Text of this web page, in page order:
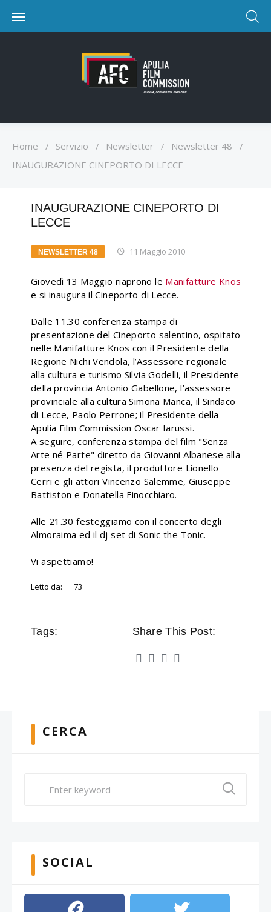
Home / Servizio / Newsletter / Newsletter 48
/
INAUGURAZIONE CINEPORTO DI LECCE
INAUGURAZIONE CINEPORTO DI
LECCE
NEWSLETTER 48 11 Maggio 2010
Giovedì 13 Maggio riaprono le Manifatture Knos
e si inaugura il Cineporto di Lecce.
Dalle 11.30 conferenza stampa di
presentazione del Cineporto salentino, ospitato
nelle Manifatture Knos con il Presidente della
Regione Nichi Vendola, l’Assessore regionale
alla cultura e turismo Silvia Godelli, il Presidente
della provincia Antonio Gabellone, l’assessore
provinciale alla cultura Simona Manca, il Sindaco
di Lecce, Paolo Perrone; il Presidente della
Apulia Film Commission Oscar Iarussi.
A seguire, conferenza stampa del film "Senza
Arte né Parte" diretto da Giovanni Albanese alla
presenza del regista, il produttore Lionello
Cerri e gli attori Vincenzo Salemme, Giuseppe
Battiston e Donatella Finocchiaro.
Alle 21.30 festeggiamo con il concerto degli
Almoraima ed il dj set di Sonic the Tonic.
Vi aspettiamo!
Letto da: 73
Tags: Share This Post:
CERCA
SOCIAL